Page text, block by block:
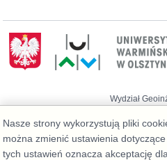
Wydział
cookies
Deklaracja
Nasze strony wykorzystują pliki
można zmienić ustawienia
tych ustawień oznacza akceptację